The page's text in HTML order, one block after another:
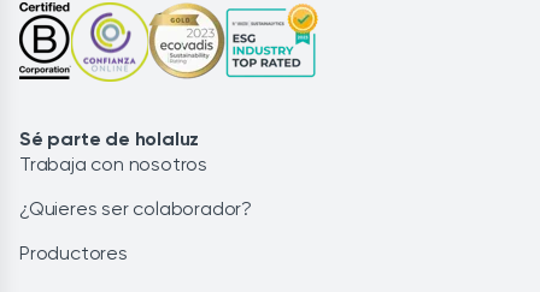
Sé parte de holaluz
Trabaja con nosotros
¿Quieres ser colaborador?
Productores